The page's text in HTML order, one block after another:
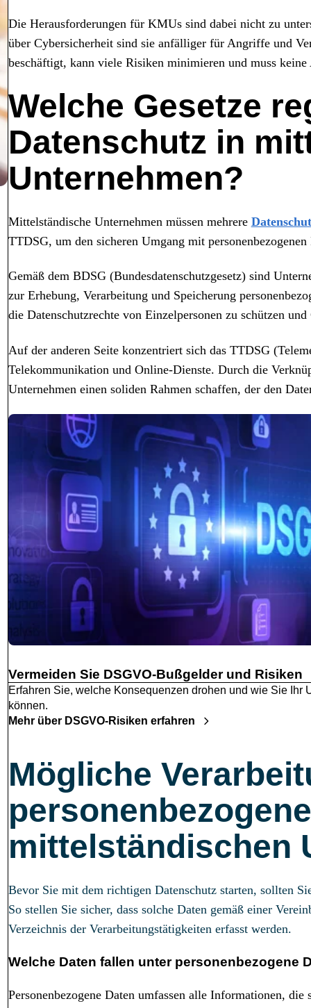
Die Herausforderungen für KMUs sind dabei nicht zu
über Cybersicherheit sind sie anfälliger für Angriffe und
beschäftigt, kann viele Risiken minimieren und muss
Welche Gesetze
Datenschutz in
Unternehmen?
Mittelständische Unternehmen müssen mehrere
TTDSG, um den sicheren Umgang mit
Gemäß dem BDSG (Bundesdatenschutzgesetz) sind
zur Erhebung, Verarbeitung und Speicherung
die Datenschutzrechte von Einzelpersonen zu schützen
Auf der anderen Seite konzentriert sich das TTDSG
Telekommunikation und Online-Dienste. Durch die
Unternehmen einen soliden Rahmen schaffen, der den
Vermeiden Sie DSGVO-Bußgelder und Risiken
Erfahren Sie, welche Konsequenzen drohen und wie Sie Ihr
können.
Mehr über DSGVO-Risiken erfahren
Mögliche
mittelständischen
Bevor Sie mit dem richtigen Datenschutz starten, sollten
So stellen Sie sicher, dass solche Daten gemäß einer
Verzeichnis der Verarbeitungstätigkeiten erfasst werden.
Welche Daten fallen unter personenbezogene
Personenbezogene Daten umfassen alle Informationen,